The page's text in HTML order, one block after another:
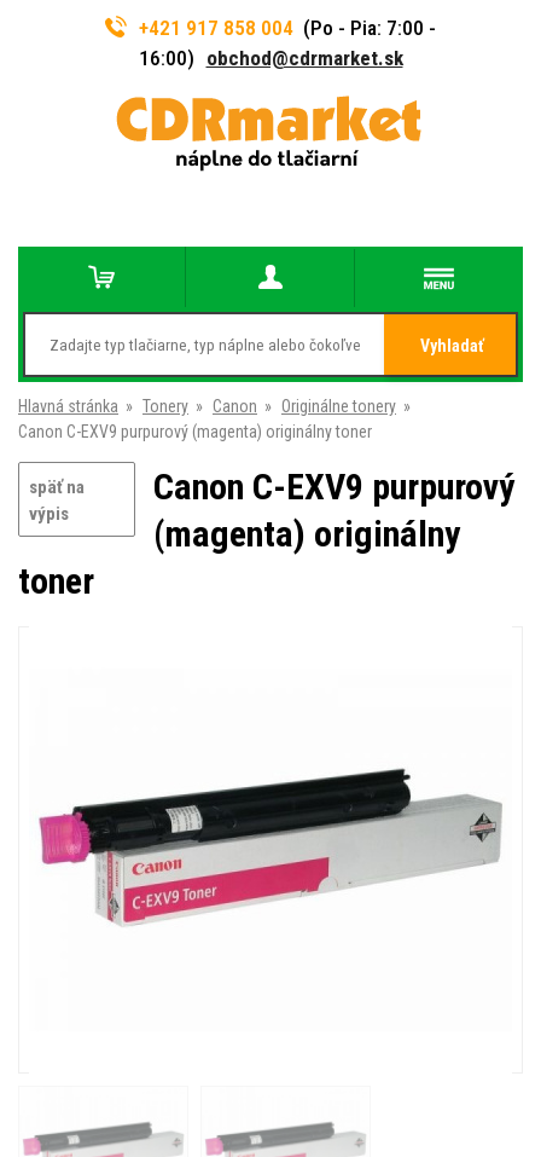
+421 917 858 004 (Po - Pia: 7:00 -
16:00) obchod@cdrmarket.sk
Vyhladať
Hlavná stránka » Tonery » Canon » Originálne tonery »
Canon C-EXV9 purpurový (magenta) originálny toner
späť na
výpis
Canon C-EXV9 purpurový
(magenta) originálny
toner